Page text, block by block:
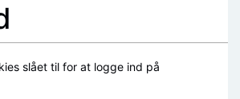
slået til for at logge ind på